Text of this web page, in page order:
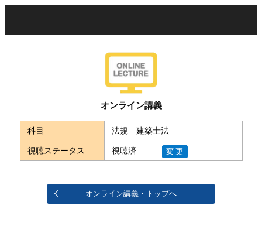
オンライン講義
科目 法規 建築士法
視聴ステータス 視聴済 変更
オンライン講義・トップへ